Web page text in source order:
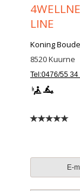
LINE
Koning
8520Kuurne
Tel:0476/55 34
E-